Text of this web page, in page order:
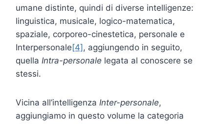
umane distinte, quindi di diverse intelligenze:
linguistica, musicale, logico-matematica,
spaziale, corporeo-cinestetica, personale e
Interpersonale[4], aggiungendo in seguito,
quella Intra-personale legata al conoscere se
stessi.
Vicina all’intelligenza Inter-personale,
aggiungiamo in questo volume la categoria